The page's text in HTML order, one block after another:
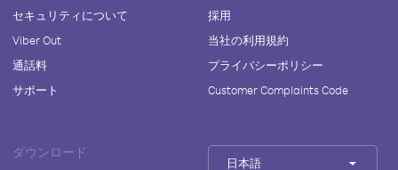
セキュリティについて
Viber Out
通話料
サポート
採用
当社の利用規約
プライバシーポリシー
Customer Complaints Code
ダウンロード
日本語